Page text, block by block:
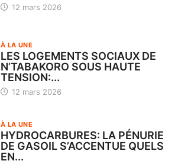
12 mars 2026
À LA UNE
LES LOGEMENTS SOCIAUX DE
N’TABAKORO SOUS HAUTE
TENSION:...
12 mars 2026
À LA UNE
HYDROCARBURES: LA PÉNURIE
DE GASOIL S’ACCENTUE QUELS
EN...